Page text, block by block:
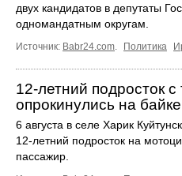
двух кандидатов в депутаты
одномандатным округам.
Источник: Babr24.com Политика
12‑летний подросток
опрокинулись на
6 августа в селе Харик
12‑летний подросток на
пассажир.